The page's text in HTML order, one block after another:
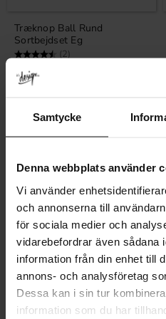
Samtycke
Denna webbplats använder
Vi använder
och annonserna till
för sociala medier och
vidarebefordrar även sådana
information från din enhet till
annons- och analysföretag
Dessa kan i sin tur
information som du har
Træknop Ball Rund
Sortbejdset Eg
Vurdering: (2)
KR
På lager
Knop Folke Messing
Gem som